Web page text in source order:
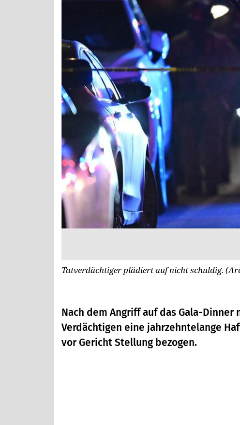
Tatverdächtiger plädiert auf nicht schuldig.
Nach dem Angriff auf das Gala-
Verdächtigen eine jahrzehntelange
vor Gericht Stellung bezogen.